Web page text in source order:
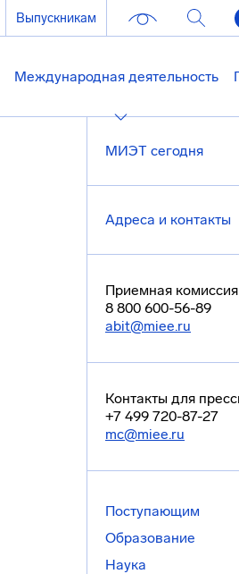
Выпускникам
Международная деятельность
МИЭТ сегодня
Адреса и контакты
Приемная комиссия
8 800 600-56-89
abit@miee.ru
Контакты для
+7 499 720-87-27
mc@miee.ru
Поступающим
Образование
Наука